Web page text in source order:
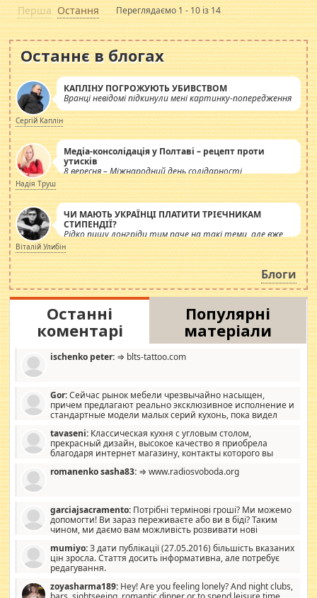
Перша Остання Переглядаємо 1 - 10 із 14
Останнє в блогах
КАПЛІНУ ПОГРОЖУЮТЬ УБИВСТВОМ
Вранці невідомі підкинули мені картинку-попередження
Сергій Каплін
Медіа-консолідація у Полтаві – рецепт проти
утисків
8 вересня – Міжнародний день солідарності
журналістів.
Надія Труш
ЧИ МАЮТЬ УКРАЇНЦІ ПЛАТИТИ ТРІЄЧНИКАМ
СТИПЕНДІЇ?
Рідко пишу лонгріди тим паче на такі теми, але вже
просто дістало! Обурюють сьогоднішні інсенуації
навколо стипендіального питання. Штучно
роздувається ще одна соціальна катастрофа.
Віталій Улибін
Блоги
Останні
коментарі
Популярні
матеріали
ischenko peter: ⇒ blts-tattoo.com
Gor:Сейчас рынок мебели чрезвычайно насыщен,
причем предлагают реально эксклюзивное исполнение и
стандартные модели малых серий кухонь, пока видел
стандартные формы, в MebelOk, креативненько и что главное -
со вкусом все в порядке, без ненужных наворотов удорожающих
мебель, а это не последний фактор.
tavaseni: Классическая кухня с угловым столом,
прекрасный дизайн, высокое качество я приобрела
благодаря интернет магазину, контакты которого вы
romanenko sasha83: ⇒ www.radiosvoboda.org
garciajsacramento: Потрібні термінові гроші? Ми можемо
допомогти! Ви зараз переживаєте або ви в біді? Таким
чином, ми даємо вам можливість розвивати нові
допомагати людям, які намагаються дати їм шанс. Кожен
заслуговує на другий шанс, і, оскільки влада не зможе, вони
повинні приймати від інших. Для нас нема багато суми, і зрілість
витрат, а тільки узгоджених сум і нічого іншого. Не чекайте і не
mumiyo:З дати публікації (27.05.2016) більшість вказаних
цін зросла. Стаття досить інформативна, але потребує
редагування.
zoyasharma189: Hey! Are you feeling lonely? And night clubs,